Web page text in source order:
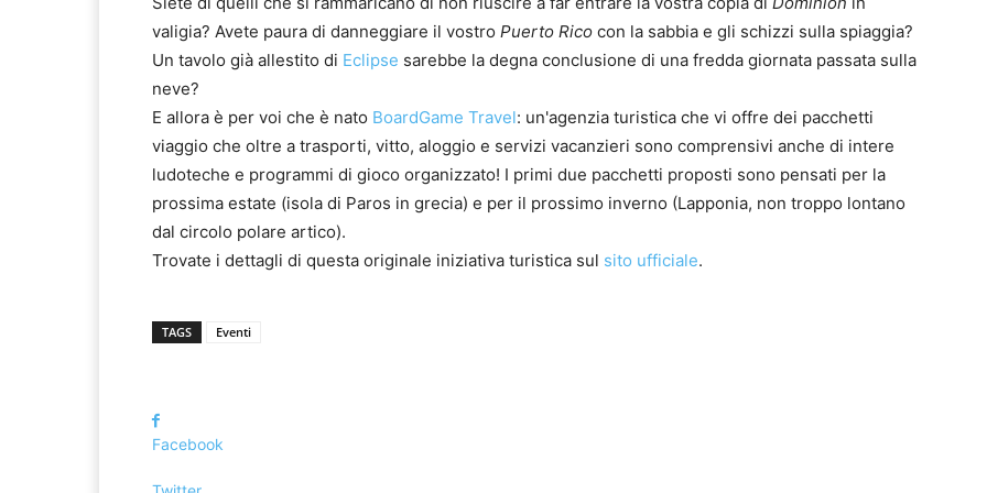
valigia? Avete paura di danneggiare il vostro Puerto Rico con la sabbia e gli schizzi sulla spiaggia?
Un tavolo già allestito di Eclipse sarebbe la degna conclusione di una fredda giornata passata sulla
neve?
E allora è per voi che è nato BoardGame Travel: un'agenzia turistica che vi offre dei pacchetti
viaggio che oltre a trasporti, vitto, aloggio e servizi vacanzieri sono comprensivi anche di intere
ludoteche e programmi di gioco organizzato! I primi due pacchetti proposti sono pensati per la
prossima estate (isola di Paros in grecia) e per il prossimo inverno (Lapponia, non troppo lontano
dal circolo polare artico).
Trovate i dettagli di questa originale iniziativa turistica sul sito ufficiale.
TAGS Eventi
Facebook